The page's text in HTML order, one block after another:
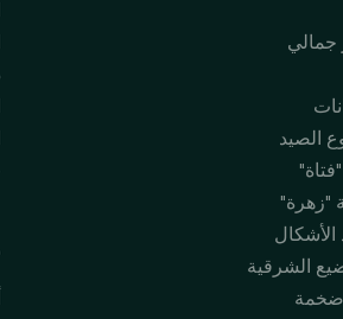
الصيد
"زهرة"
الأشكال
الشرقية